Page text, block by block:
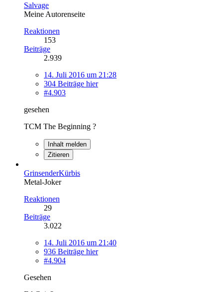
Salvage
Meine Autorenseite
Reaktionen
153
Beiträge
2.939
14. Juli 2016 um 21:28
304 Beiträge hier
#4.903
gesehen
TCM The Beginning ?
Inhalt melden
Zitieren
GrinsenderKürbis
Metal-Joker
Reaktionen
29
Beiträge
3.022
14. Juli 2016 um 21:40
936 Beiträge hier
#4.904
Gesehen